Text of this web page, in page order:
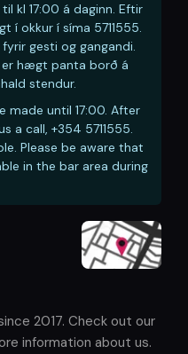
kl 17:00 á daginn. Eftir
í okkur í síma 5711555.
gesti og gangandi.
er hægt panta borð á
stendur.
made until 17:00. After
a call, +354 5711555.
Please be aware that
in the bar area during
2017. Check out our
information about us.